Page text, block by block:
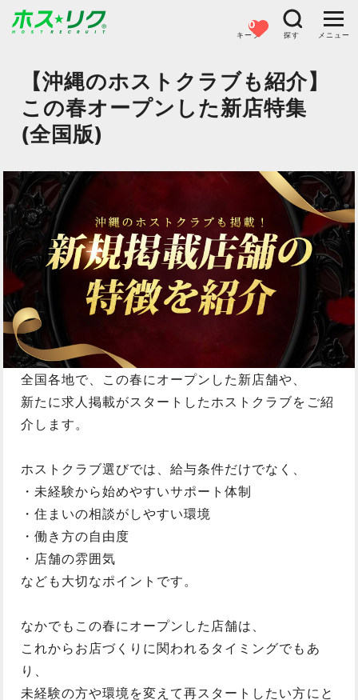
0
キープ 探す メニュー
【沖縄のホストクラブも紹介】
この春オープンした新店特集
(全国版)
全国各地で、この春にオープンした新店舗や、
新たに求人掲載がスタートしたホストクラブをご紹
介します。
ホストクラブ選びでは、給与条件だけでなく、
・未経験から始めやすいサポート体制
・住まいの相談がしやすい環境
・働き方の自由度
・店舗の雰囲気
なども大切なポイントです。
なかでもこの春にオープンした店舗は、
これからお店づくりに関われるタイミングでもあ
り、
未経験の方や環境を変えて再スタートしたい方にと